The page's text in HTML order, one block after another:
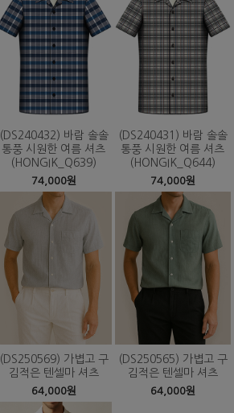
(DS240432) 바람 솔솔
통풍 시원한 여름 셔츠
(HONGIK_Q639)
74,000원
(DS240431) 바람 솔솔
통풍 시원한 여름 셔츠
(HONGIK_Q644)
74,000원
(DS250569) 가볍고 구
김적은 텐셀마 셔츠
64,000원
(DS250565) 가볍고 구
김적은 텐셀마 셔츠
64,000원